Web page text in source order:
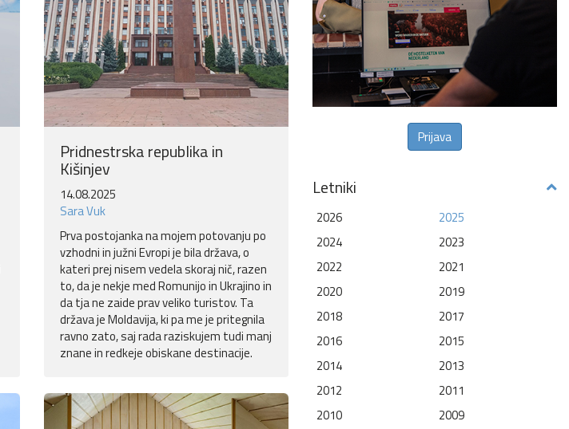
Pridnestrska republika in
Kišinjev
14.08.2025
Sara Vuk
Prva postojanka na mojem potovanju po
vzhodni in južni Evropi je bila država, o
kateri prej nisem vedela skoraj nič, razen
to, da je nekje med Romunijo in Ukrajino in
da tja ne zaide prav veliko turistov. Ta
država je Moldavija, ki pa me je pritegnila
ravno zato, saj rada raziskujem tudi manj
znane in redkeje obiskane destinacije.
Prijava
Letniki
2026
2025
2024
2023
2022
2021
2020
2019
2018
2017
2016
2015
2014
2013
2012
2011
2010
2009